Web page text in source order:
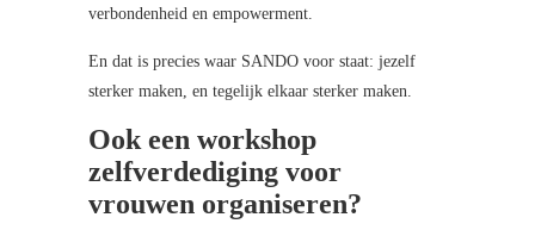
verbondenheid en empowerment.
En dat is precies waar SANDO voor staat: jezelf
sterker maken, en tegelijk elkaar sterker maken.
Ook een workshop
zelfverdediging voor
vrouwen organiseren?